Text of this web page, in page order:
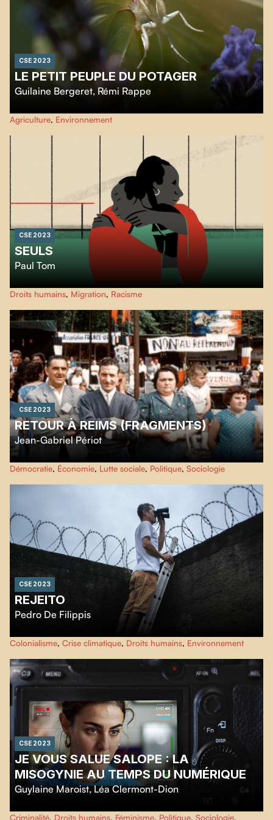
CSE 2023
LE PETIT PEUPLE DU POTAGER
Guilaine Bergeret, Rémi Rappe
En plongeant au coeur d’un potager sans pesticides et autres produits
chimiques, nous découvrons des milliers de vies minuscules qui
s’organisent, comme dans une microsociété.
Agriculture, Environnement
CSE 2023
SEULS
Paul Tom
Chaque année, plus de 400 enfants arrivent seul·e·s, à la frontière
canadienne, pour demander le statut de réfugié·e. Craignant pour leur vie,
Afshin, Alain et Patricia ont quitté leur pays, sans leurs parents, alors qu’ils
et elle n’étaient que des enfants, avec l’espoir d’une vie meilleure au
Canada.
Droits humains, Migration, Racisme
CSE 2023
RETOUR À REIMS (FRAGMENTS)
Jean-Gabriel Périot
À travers l'essai autobiographique du sociologue et philosophe Didier
Eribon, interprété par Adèle Haenel,Retour à Reims (Fragments)
en archives une histoire intime et politique du monde ouvrier français du
Démocratie, Économie, Lutte sociale, Politique, Sociologie
CSE 2023
REJEITO
Pedro De Filippis
Après la plus importante rupture de barrage minier de l’histoire, de
nouveaux effondrements menacent des millions de personnes au Brésil. Un
conseiller d’État confronte le modus operandi du gouvernement, tandis que
les réfugiés du barrage résistent aux abus des compagnies minières dans
leurs communautés menacées.
Colonialisme, Crise climatique, Droits humains, Environnement
CSE 2023
JE VOUS SALUE SALOPE : LA
MISOGYNIE AU TEMPS DU NUMÉRIQUE
Guylaine Maroist,Léa Clermont-Dion
Je vous salue salope : La misogynie au temps du numériquenous
Criminalité, Droits humains, Féminisme, Politique, Sociologie,